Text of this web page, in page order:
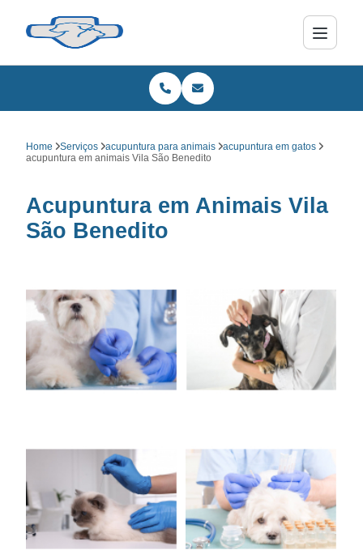
Home Serviços acupuntura para animais
acupuntura em gatos
acupuntura em animais Vila São Benedito
Acupuntura em Animais Vila
São Benedito